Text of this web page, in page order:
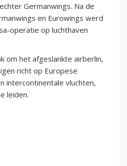
Germanwings. Na de
en Eurowings werd
operatie op luchthaven
om het afgeslankte airberlin,
richt op Europese
intercontinentale vluchten,
leiden.